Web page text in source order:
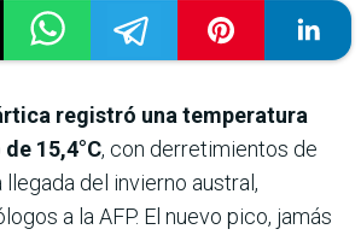
registró una temperatura
15,4°C, con derretimientos de
del invierno austral,
a la AFP. El nuevo pico, jamás